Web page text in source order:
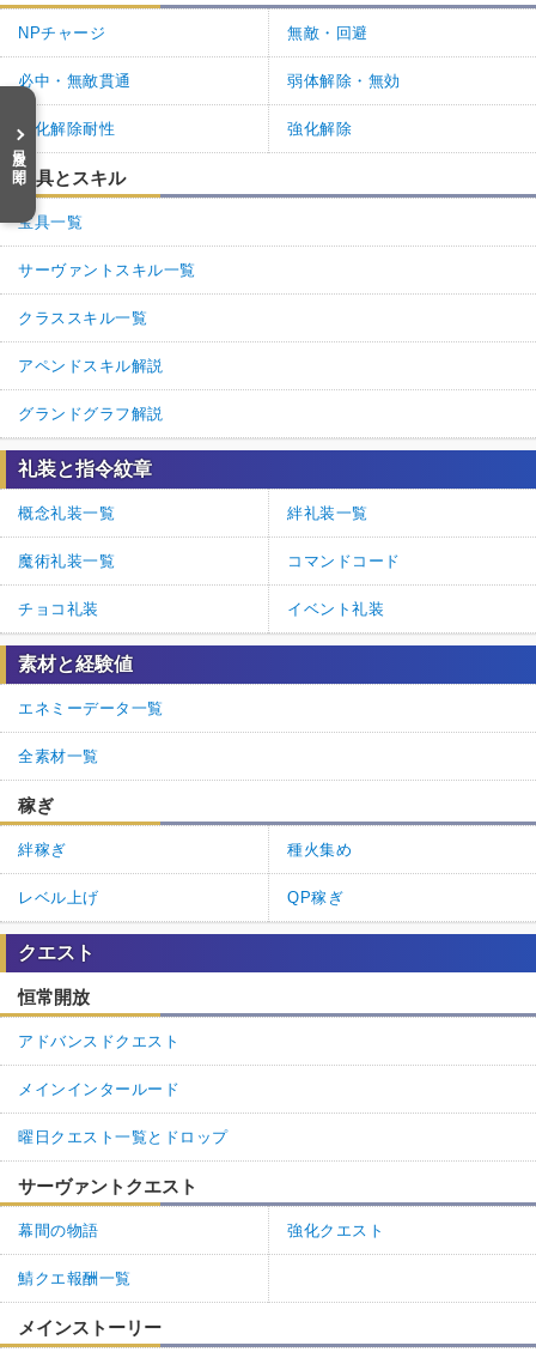
目次を開く
NPチャージ 無敵・回避
必中・無敵貫通 弱体解除・無効
強化解除耐性 強化解除
宝具とスキル
宝具一覧
サーヴァントスキル一覧
クラススキル一覧
アペンドスキル解説
グランドグラフ解説
礼装と指令紋章
概念礼装一覧 絆礼装一覧
魔術礼装一覧 コマンドコード
チョコ礼装 イベント礼装
素材と経験値
エネミーデータ一覧
全素材一覧
稼ぎ
絆稼ぎ 種火集め
レベル上げ QP稼ぎ
クエスト
恒常開放
アドバンスドクエスト
メインインタールード
曜日クエスト一覧とドロップ
サーヴァントクエスト
幕間の物語 強化クエスト
鯖クエ報酬一覧
メインストーリー